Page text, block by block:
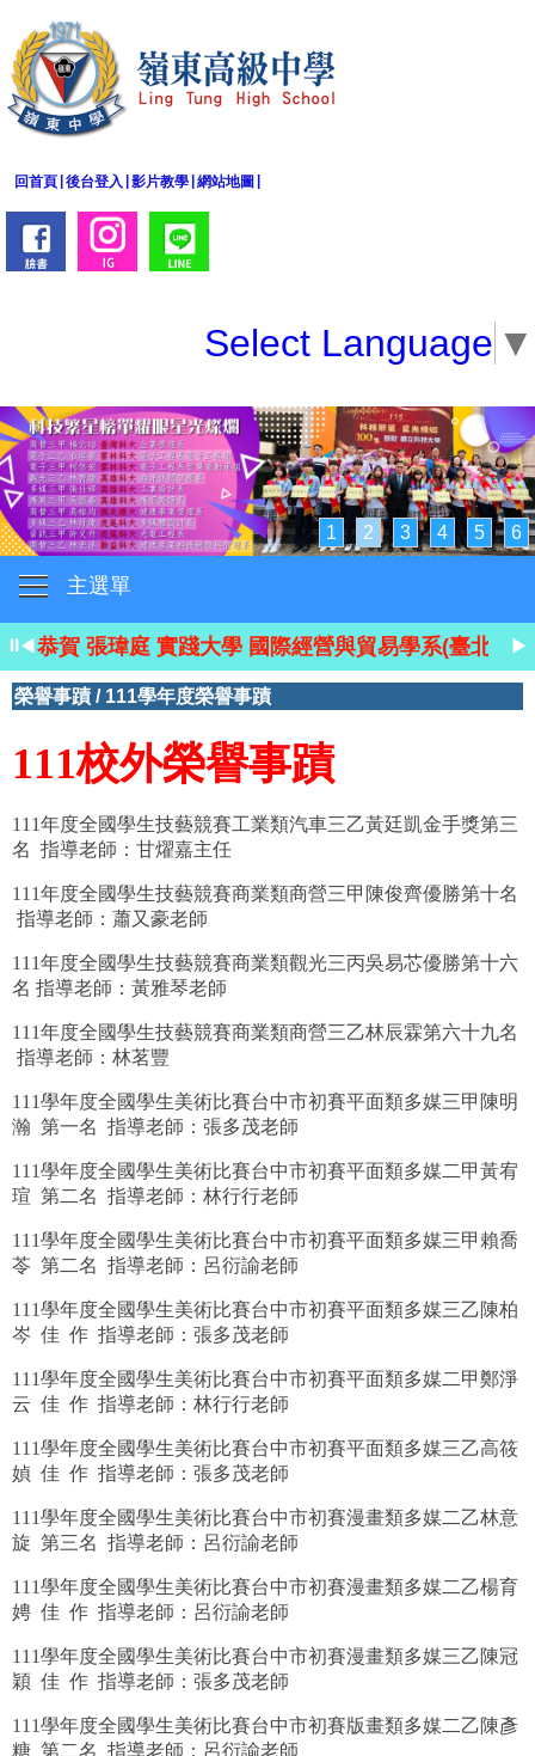
回首頁 後台登入 影片教學 網站地圖
Select Language ▼
1 2 3 4 5 6
主選單
⏸◀
恭賀 鄭煜楷 長榮大學 消防安全學士學位學程消防實
恭賀 林瑾葶 南華大學 文學系
恭賀 張瑋庭 實踐大學 國際經營與貿易學系(臺北校
恭賀 林郁絜 實踐大學 餐飲管理學系(臺北校區)
恭賀 洪阡惠 實踐大學 資訊科技與通訊學系人工智慧
恭賀 陳宣伃 義守大學 醫學科學與生物科技學系
恭賀 張蕙晴 義守大學 財務金融管理學系
恭賀 陳芝羽 靜宜大學 資訊管理學系
恭賀 陳郁姍 靜宜大學 化粧品科學系
恭賀 張湘怡 靜宜大學 化粧品科學系
恭賀 徐向謙 靜宜大學 會計學系
恭賀 賴毓淇 亞洲大學 時尚設計系
恭賀 陳鈞妤 亞洲大學 數位媒體設計學系
恭賀 梁珈甄 亞洲大學 聽力暨語言治療學系
恭賀 張家維 銘傳大學 國際企業學系外貿行銷管理組
恭賀 林祺穎 銘傳大學 國際企業學系外貿行銷管理組
恭賀 劉宜方 世新大學 廣播電視電影學系電視組
恭賀 莊粟甯 世新大學 廣播電視電影學系廣播與聲音
恭賀 何柏辰 淡江大學 會計學系
恭賀 徐辰安 淡江大學 航空太空工程學系
恭賀 尹子嫻 淡江大學 風險管理與保險學系
恭賀 洪楷宸 淡江大學 資訊工程學系
恭賀 黃卉淇 逢甲大學 電子工程學系
恭賀 蕭糖妮 逢甲大學 行銷學系
恭賀 賴彥霖 逢甲大學 纖維與複合材料學系
▶
榮譽事蹟 / 111學年度榮譽事蹟
111校外榮譽事蹟
111年度全國學生技藝競賽工業類汽車三乙黃廷凱金手獎第三
名 指導老師：甘燿嘉主任
111年度全國學生技藝競賽商業類商營三甲陳俊齊優勝第十名
指導老師：蕭又豪老師
111年度全國學生技藝競賽商業類觀光三丙吳易芯優勝第十六
名 指導老師：黃雅琴老師
111年度全國學生技藝競賽商業類商營三乙林辰霖第六十九名
指導老師：林茗豐
111學年度全國學生美術比賽台中市初賽平面類多媒三甲陳明
瀚 第一名 指導老師：張多茂老師
111學年度全國學生美術比賽台中市初賽平面類多媒二甲黃宥
瑄 第二名 指導老師：林行行老師
111學年度全國學生美術比賽台中市初賽平面類多媒三甲賴喬
苓 第二名 指導老師：呂衍諭老師
111學年度全國學生美術比賽台中市初賽平面類多媒三乙陳柏
岑 佳 作 指導老師：張多茂老師
111學年度全國學生美術比賽台中市初賽平面類多媒二甲鄭淨
云 佳 作 指導老師：林行行老師
111學年度全國學生美術比賽台中市初賽平面類多媒三乙高筱
媜 佳 作 指導老師：張多茂老師
111學年度全國學生美術比賽台中市初賽漫畫類多媒二乙林意
旋 第三名 指導老師：呂衍諭老師
111學年度全國學生美術比賽台中市初賽漫畫類多媒二乙楊育
娉 佳 作 指導老師：呂衍諭老師
111學年度全國學生美術比賽台中市初賽漫畫類多媒三乙陳冠
穎 佳 作 指導老師：張多茂老師
111學年度全國學生美術比賽台中市初賽版畫類多媒二乙陳彥
糖 第二名 指導老師：呂衍諭老師